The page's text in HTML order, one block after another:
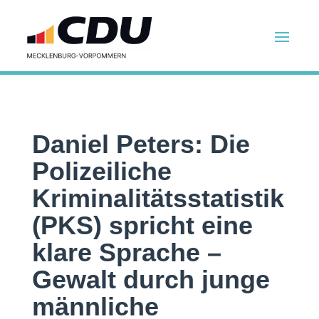
Daniel Peters: Die
Polizeiliche
Kriminalitätsstatistik
(PKS) spricht eine
klare Sprache –
Gewalt durch junge
männliche